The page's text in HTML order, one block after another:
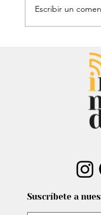
Estatua
Carlos
reabrió
Escribir un
Suscríbete a